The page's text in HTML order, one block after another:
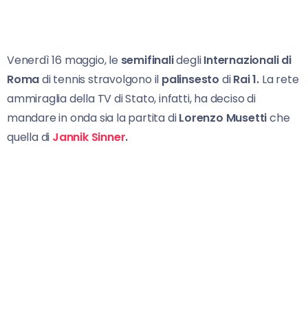
Venerdì 16 maggio, le semifinalidegliInternazionali di
Romadi tennis stravolgono il palinsesto diRai 1. La rete
ammiraglia della TV di Stato, infatti, ha deciso di
mandare in onda sia la partita diLorenzo Musettiche
quella di Jannik Sinner.